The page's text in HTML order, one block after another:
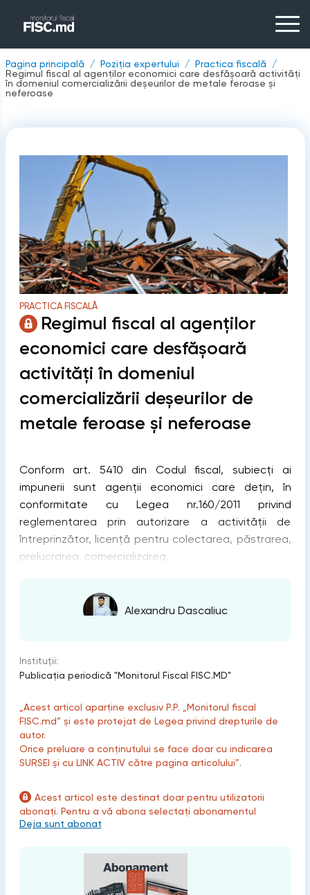
Pagina principală Poziția expertului
Practica fiscală
Regimul fiscal al agenților economici care desfășoară activități
în domeniul comercializării deșeurilor de metale feroase și
neferoase
PRACTICA FISCALĂ
Regimul fiscal al agenților
economici care desfășoară
activități în domeniul
comercializării deșeurilor de
metale feroase și neferoase
Conform art. 5410 din Codul fiscal, subiecți ai
impunerii sunt agenții economici care dețin, în
conformitate cu Legea nr.160/2011 privind
reglementarea prin autorizare a activității de
întreprinzător, licență pentru colectarea, păstrarea,
prelucrarea, comercializarea,
Alexandru Dascaliuc
Instituții:
Publicaţia periodică "Monitorul Fiscal FISC.MD"
„Acest articol aparține exclusiv P.P. „Monitorul fiscal
FISC.md” și este protejat de Legea privind drepturile de
autor.
Orice preluare a conținutului se face doar cu indicarea
SURSEI și cu LINK ACTIV către pagina articolului”.
Acest articol este destinat doar pentru utilizatorii
abonați. Pentru a vă abona selectați abonamentul
Deja sunt abonat